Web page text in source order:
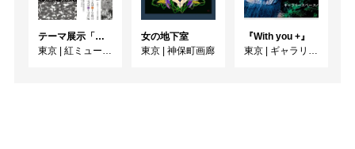
テーマ展示「型紙 KATAGAMI Collection」
東京
紅ミュージアム
女の地下室
東京
神保町画廊
『With you +』
東京
ギャラリー・パウゼ